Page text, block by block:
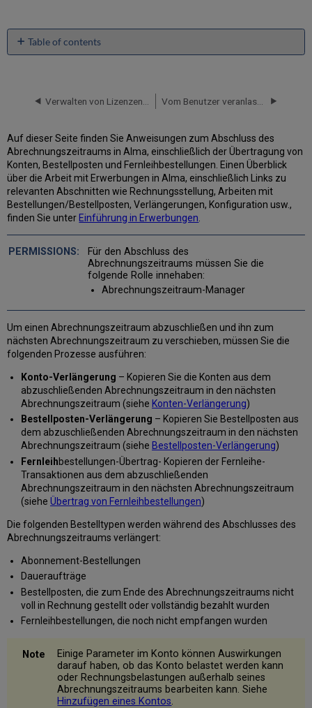
Table of contents
Verlängerung
Übertrag
von
Fernleihbestellungen
Auf dieser Seite finden Sie Anweisungen zum Abschluss des
Abrechnungszeitraums in Alma, einschließlich der Übertragung von
Konten, Bestellposten und Fernleihbestellungen. Einen Überblick
über die Arbeit mit Erwerbungen in Alma, einschließlich Links zu
relevanten Abschnitten wie Rechnungsstellung, Arbeiten mit
Bestellungen/Bestellposten, Verlängerungen, Konfiguration usw.,
finden Sie unter Einführung in Erwerbungen
Für den Abschluss des
Abrechnungszeitraums müssen Sie die
folgende Rolle innehaben:
Abrechnungszeitraum-Manager
Um einen Abrechnungszeitraum abzuschließen und ihn zum
nächsten Abrechnungszeitraum zu verschieben, müssen Sie die
folgenden Prozesse ausführen:
Konto-Verlängerung – Kopieren Sie die Konten aus dem
abzuschließenden Abrechnungszeitraum in den nächsten
Abrechnungszeitraum (siehe Konten-Verlängerung)
Bestellposten-Verlängerung – Kopieren Sie Bestellposten aus
dem abzuschließenden Abrechnungszeitraum in den nächsten
Abrechnungszeitraum (siehe Bestellposten-Verlängerung)
Fernleihbestellungen-Übertrag- Kopieren der Fernleihe-
Transaktionen aus dem abzuschließenden
Abrechnungszeitraum in den nächsten Abrechnungszeitraum
(siehe Übertrag von Fernleihbestellungen)
Die folgenden Bestelltypen werden während des Abschlusses des
Abrechnungszeitraums verlängert:
Abonnement-Bestellungen
Daueraufträge
Bestellposten, die zum Ende des Abrechnungszeitraums nicht
voll in Rechnung gestellt oder vollständig bezahlt wurden
Fernleihbestellungen, die noch nicht empfangen wurden
Einige Parameter im Konto können Auswirkungen
darauf haben, ob das Konto belastet werden kann
oder Rechnungsbelastungen außerhalb seines
Abrechnungszeitraums bearbeiten kann. Siehe
Hinzufügen eines Kontos.